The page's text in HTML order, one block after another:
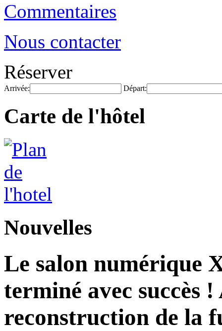
Commentaires
Nous contacter
Réserver
Arrivée: Départ:
Carte de l'hôtel
Nouvelles
Le salon numérique
terminé avec succès
reconstruction de la